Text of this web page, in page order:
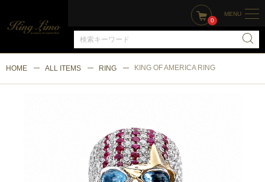
0
MENU
HOME ALL ITEMS RING KING OF AMERICA RING